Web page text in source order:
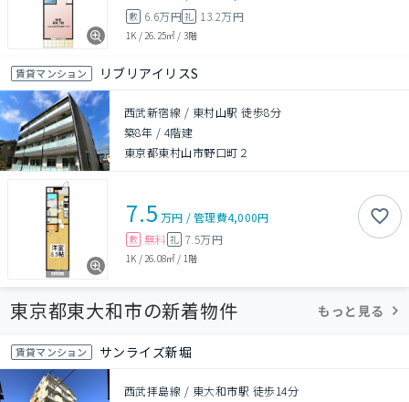
敷 6.6万円礼 13.2万円
1K /26.25㎡ / 3階
賃貸マンション リブリアイリスS
西武新宿線 / 東村山駅 徒歩8分
築8年 / 4階建
東京都東村山市野口町２
7.5 万円 /管理費4,000円
敷 無料 礼 7.5万円
1K / 26.08㎡ / 1階
東京都東大和市の新着物件 もっと見る
賃貸マンション サンライズ新堀
西武拝島線 / 東大和市駅 徒歩14分